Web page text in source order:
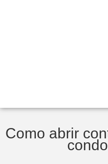
Como abrir